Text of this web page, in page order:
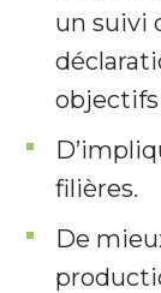
un suivi
objectifs
filières.
De